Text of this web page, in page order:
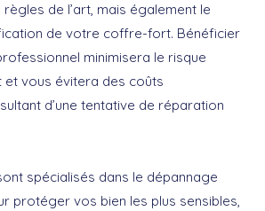
de l’art, mais également le
de votre coffre-fort. Bénéficier
minimisera le risque
et vous évitera des coûts
d’une tentative de réparation
spécialisés dans le dépannage
protéger vos bien les plus sensibles,